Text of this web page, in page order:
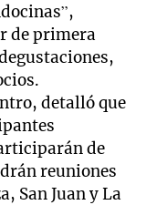
de primera
detalló que
de
reuniones
San Juan y La